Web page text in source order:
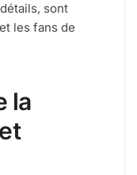
sont
les fans de
la